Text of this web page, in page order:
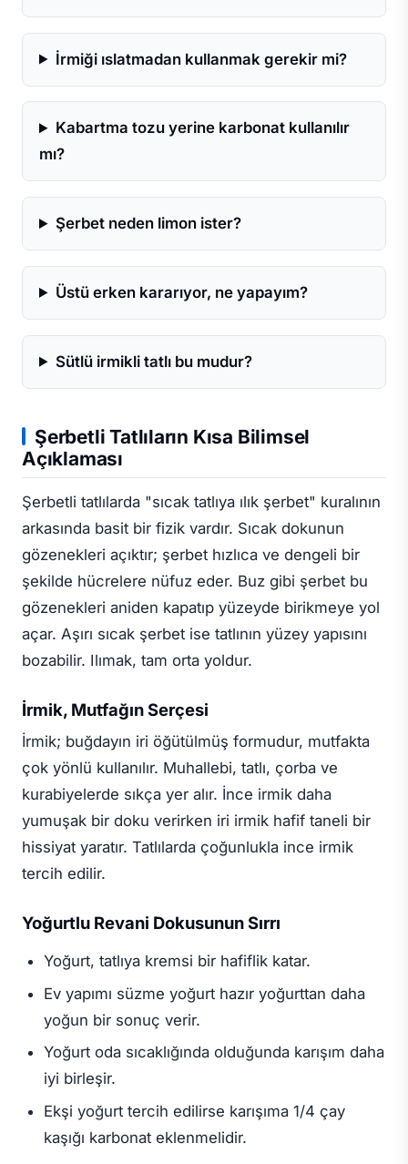
İrmiği ıslatmadan kullanmak gerekir mi?
Kabartma tozu yerine karbonat kullanılır
mı?
Şerbet neden limon ister?
Üstü erken kararıyor, ne yapayım?
Sütlü irmikli tatlı bu mudur?
Şerbetli Tatlıların Kısa Bilimsel
Açıklaması
Şerbetli tatlılarda "sıcak tatlıya ılık şerbet" kuralının
arkasında basit bir fizik vardır. Sıcak dokunun
gözenekleri açıktır; şerbet hızlıca ve dengeli bir
şekilde hücrelere nüfuz eder. Buz gibi şerbet bu
gözenekleri aniden kapatıp yüzeyde birikmeye yol
açar. Aşırı sıcak şerbet ise tatlının yüzey yapısını
bozabilir. Ilımak, tam orta yoldur.
İrmik, Mutfağın Serçesi
İrmik; buğdayın iri öğütülmüş formudur, mutfakta
çok yönlü kullanılır. Muhallebi, tatlı, çorba ve
kurabiyelerde sıkça yer alır. İnce irmik daha
yumuşak bir doku verirken iri irmik hafif taneli bir
hissiyat yaratır. Tatlılarda çoğunlukla ince irmik
tercih edilir.
Yoğurtlu Revani Dokusunun Sırrı
Yoğurt, tatlıya kremsi bir hafiflik katar.
Ev yapımı süzme yoğurt hazır yoğurttan daha
yoğun bir sonuç verir.
Yoğurt oda sıcaklığında olduğunda karışım daha
iyi birleşir.
Ekşi yoğurt tercih edilirse karışıma 1/4 çay
kaşığı karbonat eklenmelidir.